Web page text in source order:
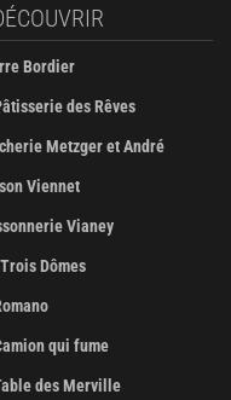
Bordier
des Rêves
Metzger et André
Viennet
Vianey
Dômes
qui fume
des Merville